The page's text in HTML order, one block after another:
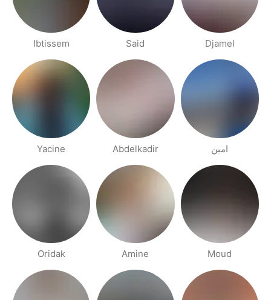
Ibtissem Said Djamel
Yacine Abdelkadir امين
Oridak Amine Moud